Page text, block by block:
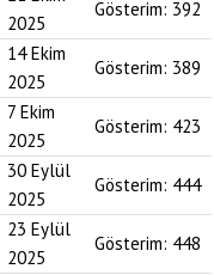
2025
Gösterim: 392
14 Ekim
2025
Gösterim: 389
7 Ekim
2025
Gösterim: 423
30 Eylül
2025
Gösterim: 444
23 Eylül
2025
Gösterim: 448